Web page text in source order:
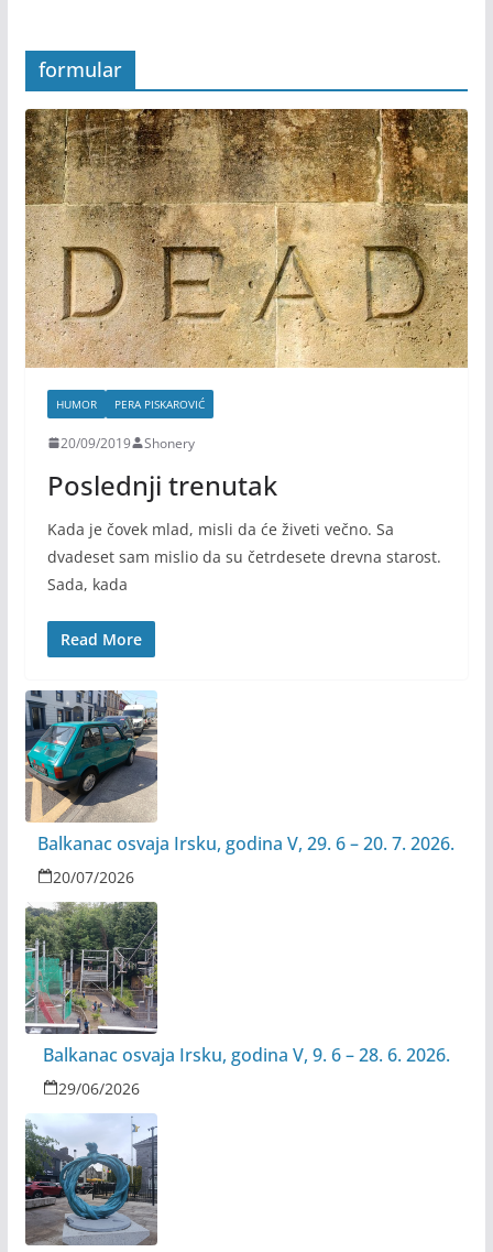
formular
HUMOR PERA PISKAROVIĆ
20/09/2019 Shonery
Poslednji trenutak
Kada je čovek mlad, misli da će živeti večno. Sa
dvadeset sam mislio da su četrdesete drevna starost.
Sada, kada
Read More
Balkanac osvaja Irsku, godina V, 29. 6 – 20. 7. 2026.
20/07/2026
Balkanac osvaja Irsku, godina V, 9. 6 – 28. 6. 2026.
29/06/2026